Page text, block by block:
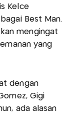
Kelce
Best Man.
mengingat
yang
dengan
Gigi
ada alasan